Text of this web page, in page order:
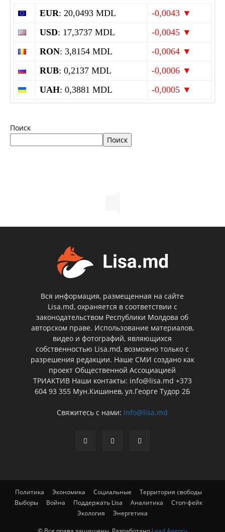
EUR: 20,0493 MDL
-0,0043 ▼
USD: 17,3737 MDL
-0,0045 ▼
RON: 3,8154 MDL
-0,0064 ▼
RUB: 0,2137 MDL
-0,0006 ▼
UAH: 0,3881 MDL -0,0005 ▼
Поиск
Поиск
Вся информация, размещенная на сайте
Lisa.md, охраняется в соответствии с
законодательством Республики Молдова об
авторском праве. Использование материалов,
видео и фотографий, являющихся
собственностью Lisa.md, возможно только с
разрешения редакции. Наше СМИ создано как
проект Общественной Ассоциацией
ТРИАКТИВ Наши контакты: info@lisa.md +373
604 93 355 Мун.Кишинев, ул.Георге Тудор 2Б
Свяжитесь с нами: info@lisa.md
Политика Экономика Социальные
Территория свободы
Выборы
Война Поддержать Lisa Аналитика
Стоп-фейк
Экология
Энергетика